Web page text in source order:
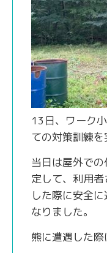
13日、ワーク
ての対策訓練を
当日は屋外で
定して、利用
した際に安全
なりました。
熊に遭遇した際